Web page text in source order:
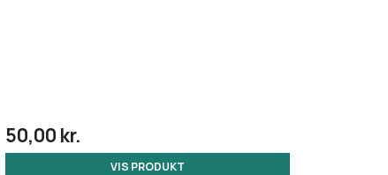
50,00 kr.
VIS PRODUKT